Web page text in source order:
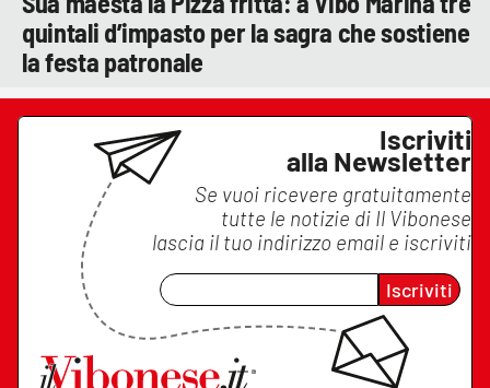
quintali d’impasto per la sagra che sostiene
la festa patronale
Iscriviti
alla Newsletter
Se vuoi ricevere gratuitamente
tutte le notizie di Il Vibonese
lascia il tuo indirizzo email e iscriviti
Iscriviti